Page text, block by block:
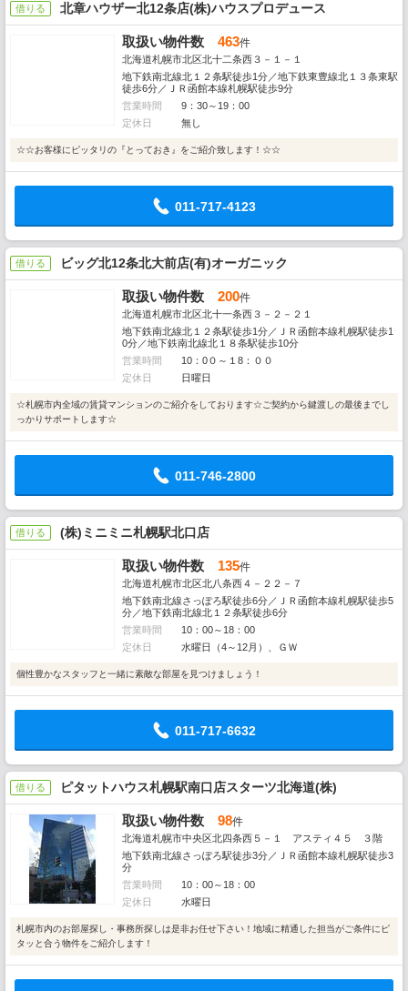
借りる 北章ハウザー北12条店(株)ハウスプロデュース
取扱い物件数 463件
北海道札幌市北区北十二条西３－１－１
地下鉄南北線北１２条駅徒歩1分／地下鉄東豊線北１３条東駅
徒歩6分／ＪＲ函館本線札幌駅徒歩9分
営業時間
9：30～19：00
定休日
無し
☆☆お客様にピッタリの『とっておき』をご紹介致します！☆☆
011-717-4123
借りる ビッグ北12条北大前店(有)オーガニック
取扱い物件数 200件
北海道札幌市北区北十一条西３－２－２１
地下鉄南北線北１２条駅徒歩1分／ＪＲ函館本線札幌駅徒歩1
0分／地下鉄南北線北１８条駅徒歩10分
営業時間
10：0０～１8：００
定休日
日曜日
☆札幌市内全域の賃貸マンションのご紹介をしております☆ご契約から鍵渡しの最後までし
っかりサポートします☆
011-746-2800
借りる (株)ミニミニ札幌駅北口店
取扱い物件数 135件
北海道札幌市北区北八条西４－２２－７
地下鉄南北線さっぽろ駅徒歩6分／ＪＲ函館本線札幌駅徒歩5
分／地下鉄南北線北１２条駅徒歩6分
営業時間
10：00～18：00
定休日
水曜日（4～12月）、ＧＷ
個性豊かなスタッフと一緒に素敵な部屋を見つけましょう！
011-717-6632
借りる ピタットハウス札幌駅南口店スターツ北海道(株)
取扱い物件数 98件
北海道札幌市中央区北四条西５－１ アスティ４５ ３階
地下鉄南北線さっぽろ駅徒歩3分／ＪＲ函館本線札幌駅徒歩3
分
営業時間
10：00～18：00
定休日
水曜日
札幌市内のお部屋探し・事務所探しは是非お任せ下さい！地域に精通した担当がご条件にピ
タッと合う物件をご紹介します！